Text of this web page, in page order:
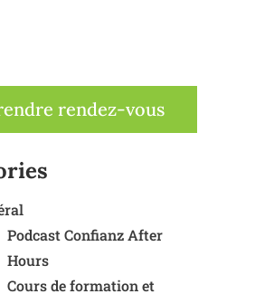
rendez-vous
Podcast Confianz After
Hours
Cours de formation et